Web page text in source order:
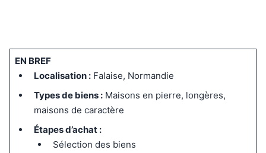
EN BREF
Localisation :Falaise, Normandie
Types de biens :Maisons en pierre, longères,
maisons de caractère
Étapes d’achat :
Sélection des biens